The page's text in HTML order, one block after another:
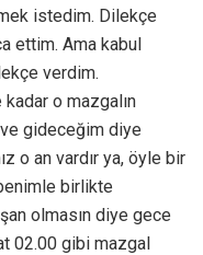
istedim. Dilekçe
ettim. Ama kabul
verdim.
o mazgalın
gideceğim diye
o an vardır ya, öyle bir
birlikte
olmasın diye gece
02.00 gibi mazgal